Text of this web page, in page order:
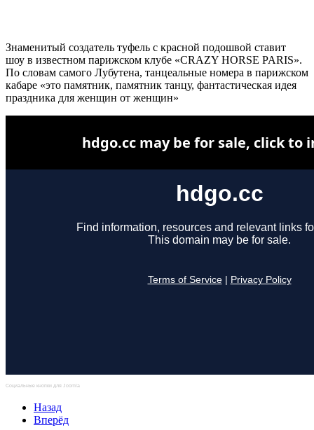
Знаменитый создатель туфель с красной подошвой ставит
шоу в известном парижском клубе «CRAZY HORSE PARIS».
По словам самого Лубутена, танцеальные номера в парижском
кабаре «это памятник, памятник танцу, фантастическая идея
праздника для женщин от женщин»
Социальные кнопки для Joomla
Назад
Вперёд